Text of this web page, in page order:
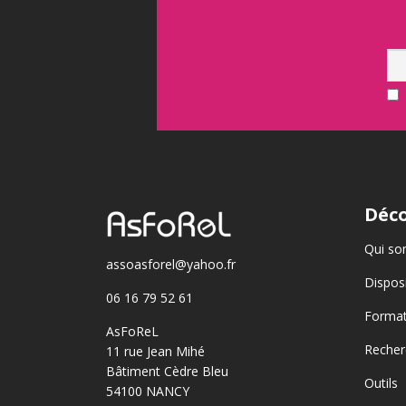
assoasforel@yahoo.fr
06 16 79 52 61
AsFoReL
11 rue Jean Mihé
Bâtiment Cèdre Bleu
54100 NANCY
Qui
Outils